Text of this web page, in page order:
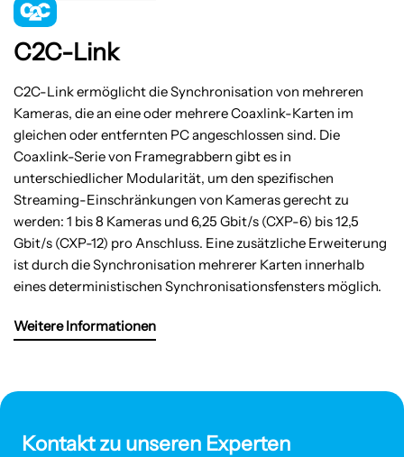
C2C-Link
C2C-Link ermöglicht die Synchronisation von mehreren
Kameras, die an eine oder mehrere Coaxlink-Karten im
gleichen oder entfernten PC angeschlossen sind. Die
Coaxlink-Serie von Framegrabbern gibt es in
unterschiedlicher Modularität, um den spezifischen
Streaming-Einschränkungen von Kameras gerecht zu
werden: 1 bis 8 Kameras und 6,25 Gbit/s (CXP-6) bis 12,5
Gbit/s (CXP-12) pro Anschluss. Eine zusätzliche Erweiterung
ist durch die Synchronisation mehrerer Karten innerhalb
eines deterministischen Synchronisationsfensters möglich.
Weitere Informationen
Kontakt zu unseren Experten